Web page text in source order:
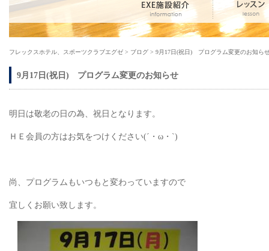
フレックスホテル、スポーツクラブエグゼ > ブログ > 9月17日(祝日) プログラム変更のお知ら
9月17日(祝日) プログラム変更のお知らせ
明日は敬老の日の為、祝日となります。
ＨＥ会員の方はお気をつけください(´・ω・`)
尚、プログラムもいつもと変わっていますので
宜しくお願い致します。